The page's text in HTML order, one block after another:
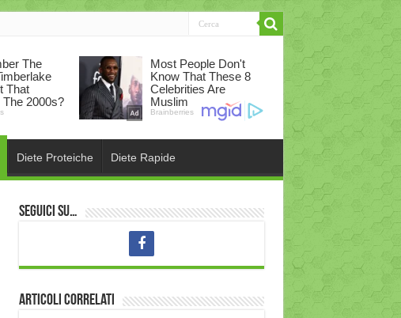
Diete Proteiche Diete Rapide
Seguici su…
Articoli correlati